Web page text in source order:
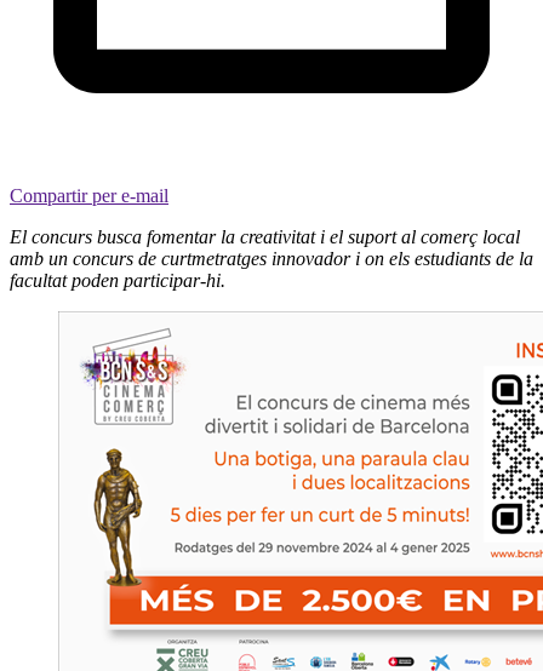
Compartir per e-mail
El concurs busca fomentar la creativitat i el suport al comerç local
amb un concurs de curtmetratges innovador i on els estudiants de la
facultat poden participar-hi.